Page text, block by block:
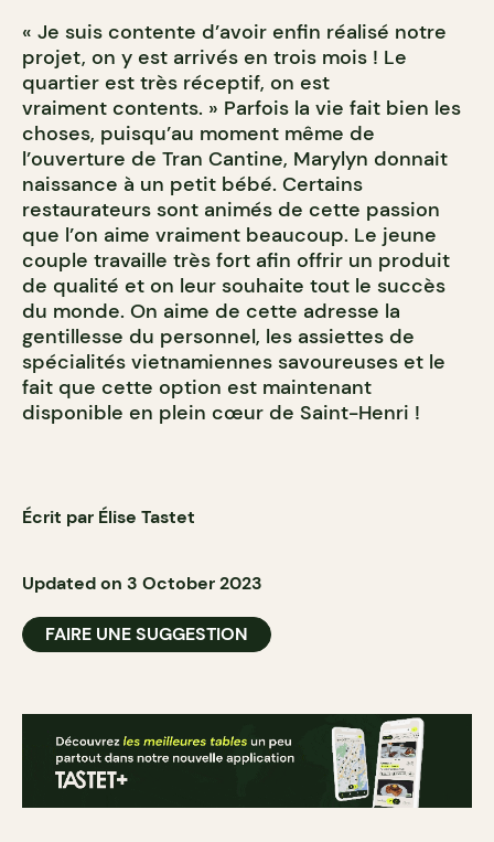
« Je suis contente d’avoir enfin réalisé notre
projet, on y est arrivés en trois mois ! Le
quartier est très réceptif, on est
vraiment contents. » Parfois la vie fait bien les
choses, puisqu’au moment même de
l’ouverture de Tran Cantine, Marylyn donnait
naissance à un petit bébé. Certains
restaurateurs sont animés de cette passion
que l’on aime vraiment beaucoup. Le jeune
couple travaille très fort afin offrir un produit
de qualité et on leur souhaite tout le succès
du monde. On aime de cette adresse la
gentillesse du personnel, les assiettes de
spécialités vietnamiennes savoureuses et le
fait que cette option est maintenant
disponible en plein cœur de Saint-Henri !
Écrit par Élise Tastet
Updated on 3 October 2023
FAIRE UNE SUGGESTION